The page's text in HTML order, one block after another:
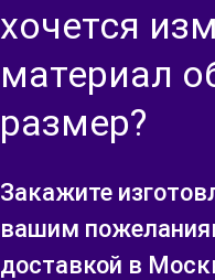
хочется
материал
размер?
Закажите
вашим
доставкой в